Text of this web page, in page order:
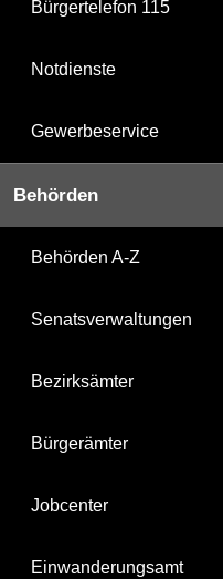
Bürgertelefon 115
Notdienste
Gewerbeservice
Behörden
Behörden A-Z
Senatsverwaltungen
Bezirksämter
Bürgerämter
Jobcenter
Einwanderungsamt